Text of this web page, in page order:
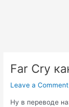
Far Cry
Leave a Comment
Ну в переводе